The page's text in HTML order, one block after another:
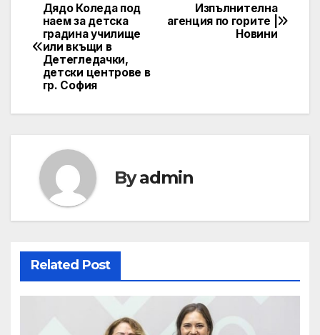
Post
navigation
Изпълнителна
агенция по горите |
Новини
Дядо Коледа под
наем за детска
градина училище
или вкъщи в
Детегледачки,
детски центрове в
гр. София
Byadmin
Related Post